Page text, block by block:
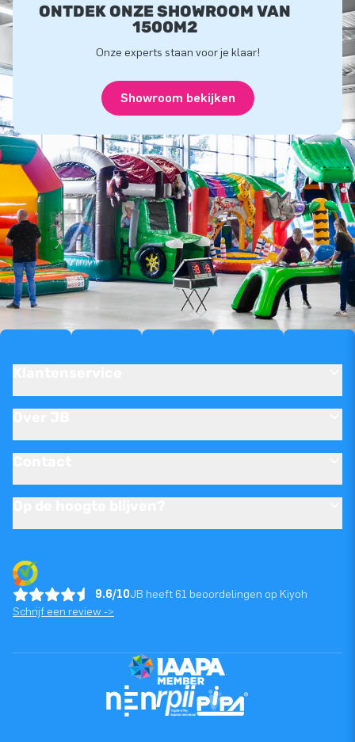
ONTDEK ONZE SHOWROOM VAN
1500M2
Onze experts staan voor je klaar!
Showroom bekijken
9.6/10JB heeft 61 beoordelingen op Kiyoh
Schrijf een review ->